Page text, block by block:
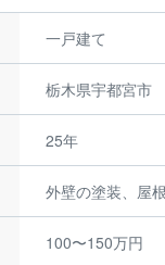
一戸建て
栃木県宇都宮市
25年
外壁の塗装、屋
100〜150万円